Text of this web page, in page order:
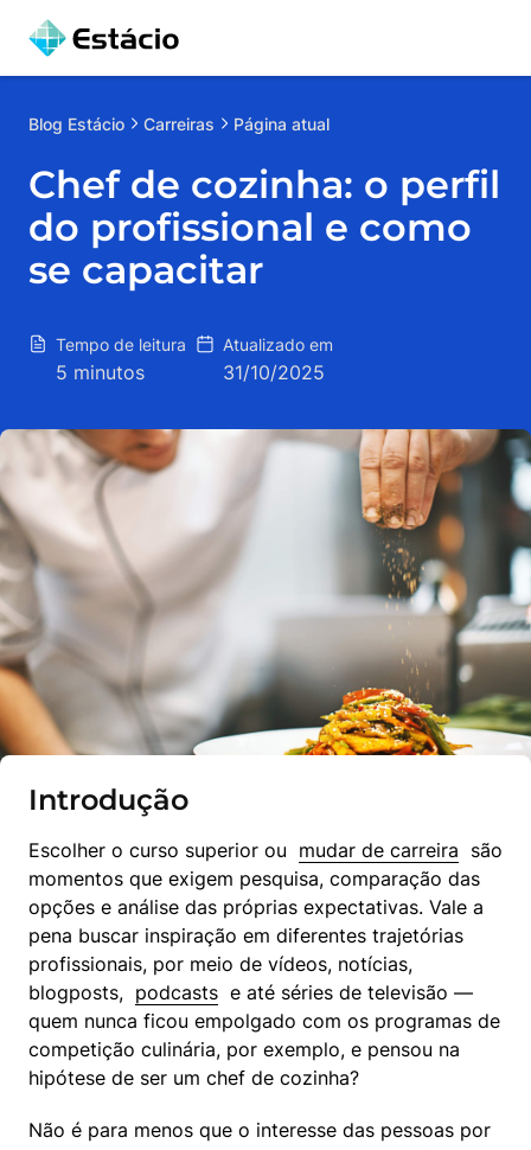
Blog Estácio Carreiras Página atual
Chef de cozinha: o perfil
do profissional e como
se capacitar
Tempo de leitura
5 minutos
Atualizado em
31/10/2025
Introdução
Escolher o curso superior ou mudar de carreira
  são
momentos que exigem pesquisa, comparação das
opções e análise das próprias expectativas. Vale a
pena buscar inspiração em diferentes trajetórias
profissionais, por meio de vídeos, notícias,
blogposts, podcasts
  e até séries de televisão —
quem nunca ficou empolgado com os programas de
competição culinária, por exemplo, e pensou na
hipótese de ser um chef de cozinha?
Não é para menos que o interesse das pessoas por